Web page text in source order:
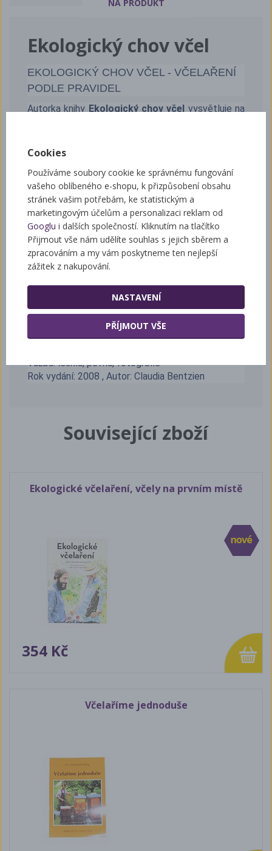
NA PRODUKT
Ekologický chov včel
EKOLOGICKÝ CHOV VČEL - VČELAŘENÍ
PODLE PRAVIDEL
Autorka knihy Ekologický chov včel vysvětluje na
chovu včel je získat zdravý, plnohodnotný med, v
Ekologicky chované včely žijí vždy ve zdravém úlu,
vyrobeném ze dřeva, které zůstává neošetřené
nebo se natírá pouze přírodními materiály.Veliká
pozornost se věnuje volbě stanoviště, protože je
ošidné si myslet, že včelky stejně létají, kam chtějí.
Samozřejmostí jsou opatření proti varroáze dřív,
než zaútočí zhoubný roztoč. Výsledkem je
ekologický med a v knize se dozvíte, jak s ním
Nakladatel: VÍKEND s.r.o.;
ISBN: 978-80-86891-86-6, EAN: 9788086891866
Vazba: lesklá, pevná, fotografie
Rok vydání: 2008 , Autor: Claudia Bentzien
Související zboží
Ekologické včelaření, včely na prvním místě
354 Kč
Včelaříme jednoduše
Cookies
Používáme soubory cookie ke správnému fungování
vašeho oblíbeného e-shopu, k přizpůsobení obsahu
stránek vašim potřebám, ke statistickým a
marketingovým účelům a personalizaci reklam od
Googlu i dalších společností. Kliknutím na tlačítko
Přijmout vše nám udělíte souhlas s jejich sběrem a
zpracováním a my vám poskytneme ten nejlepší
zážitek z nakupování.
NASTAVENÍ
PŘÍJMOUT VŠE